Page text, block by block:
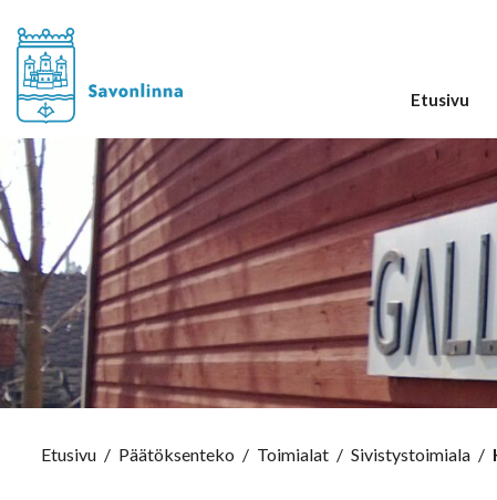
Etusivu
Etusivu / Päätöksenteko / Toimialat / Sivistystoimiala /